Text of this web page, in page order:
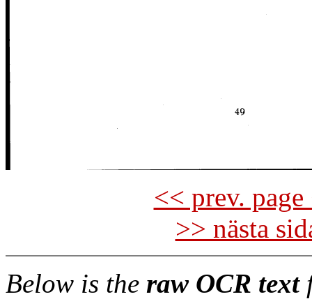
<< prev.
>> nästa
Below is the raw OCR text